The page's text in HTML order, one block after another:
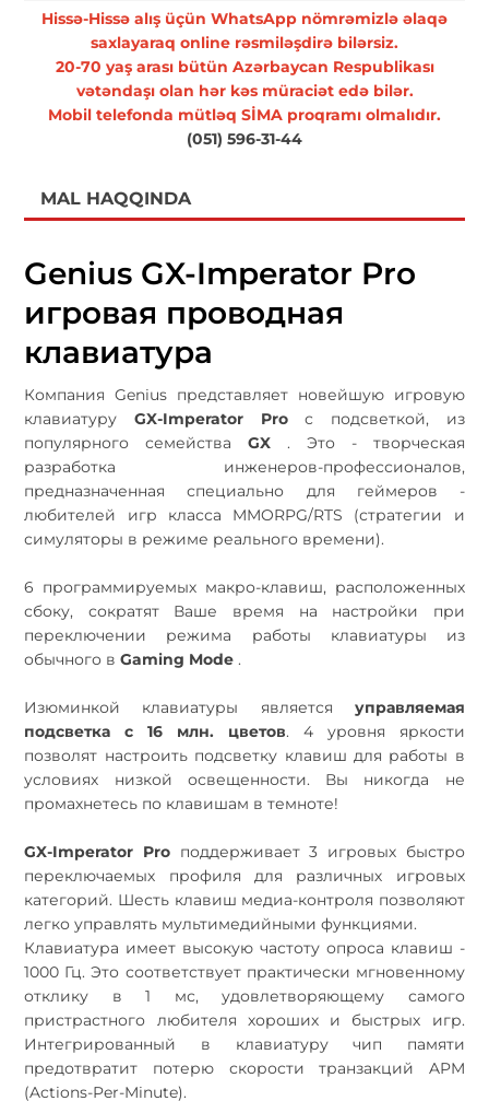
Hissə-Hissə alış üçün WhatsApp nömrəmizlə əlaqə
saxlayaraq online rəsmiləşdirə bilərsiz.
20-70 yaş arası bütün Azərbaycan Respublikası
vətəndaşı olan hər kəs müraciət edə bilər.
Mobil telefonda mütləq SİMA proqramı olmalıdır.
(051) 596-31-44
MAL HAQQINDA
Genius GX-Imperator Pro
игровая проводная
клавиатура
Компания Genius представляет новейшую игровую
клавиатуруGX-Imperator Proс подсветкой, из
популярного семействаGX . Это - творческая
разработка инженеров-профессионалов,
предназначенная специально для геймеров -
любителей игр класса MMORPG/RTS (стратегии и
симуляторы в режиме реального времени).
6 программируемых макро-клавиш, расположенных
сбоку, сократят Ваше время на настройки при
переключении режима работы клавиатуры из
обычного вGaming Mode .
Изюминкой клавиатуры является управляемая
подсветка с 16 млн. цветов. 4 уровня яркости
позволят настроить подсветку клавиш для работы в
условиях низкой освещенности. Вы никогда не
промахнетесь по клавишам в темноте!
GX-Imperator Pro поддерживает 3 игровых быстро
переключаемых профиля для различных игровых
категорий. Шесть клавиш медиа-контроля позволяют
легко управлять мультимедийными функциями.
Клавиатура имеет высокую частоту опроса клавиш -
1000 Гц. Это соответствует практически мгновенному
отклику в 1 мс, удовлетворяющему самого
пристрастного любителя хороших и быстрых игр.
Интегрированный в клавиатуру чип памяти
предотвратит потерю скорости транзакций APM
(Actions-Per-Minute).